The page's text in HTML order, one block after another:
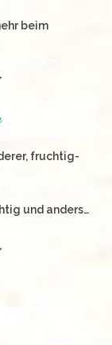
beim
fruchtig-
und anders…